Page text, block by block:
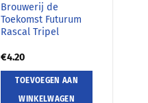
Brouwerij de
Toekomst Futurum
Rascal Tripel
€4.20
TOEVOEGEN AAN
WINKELWAGEN